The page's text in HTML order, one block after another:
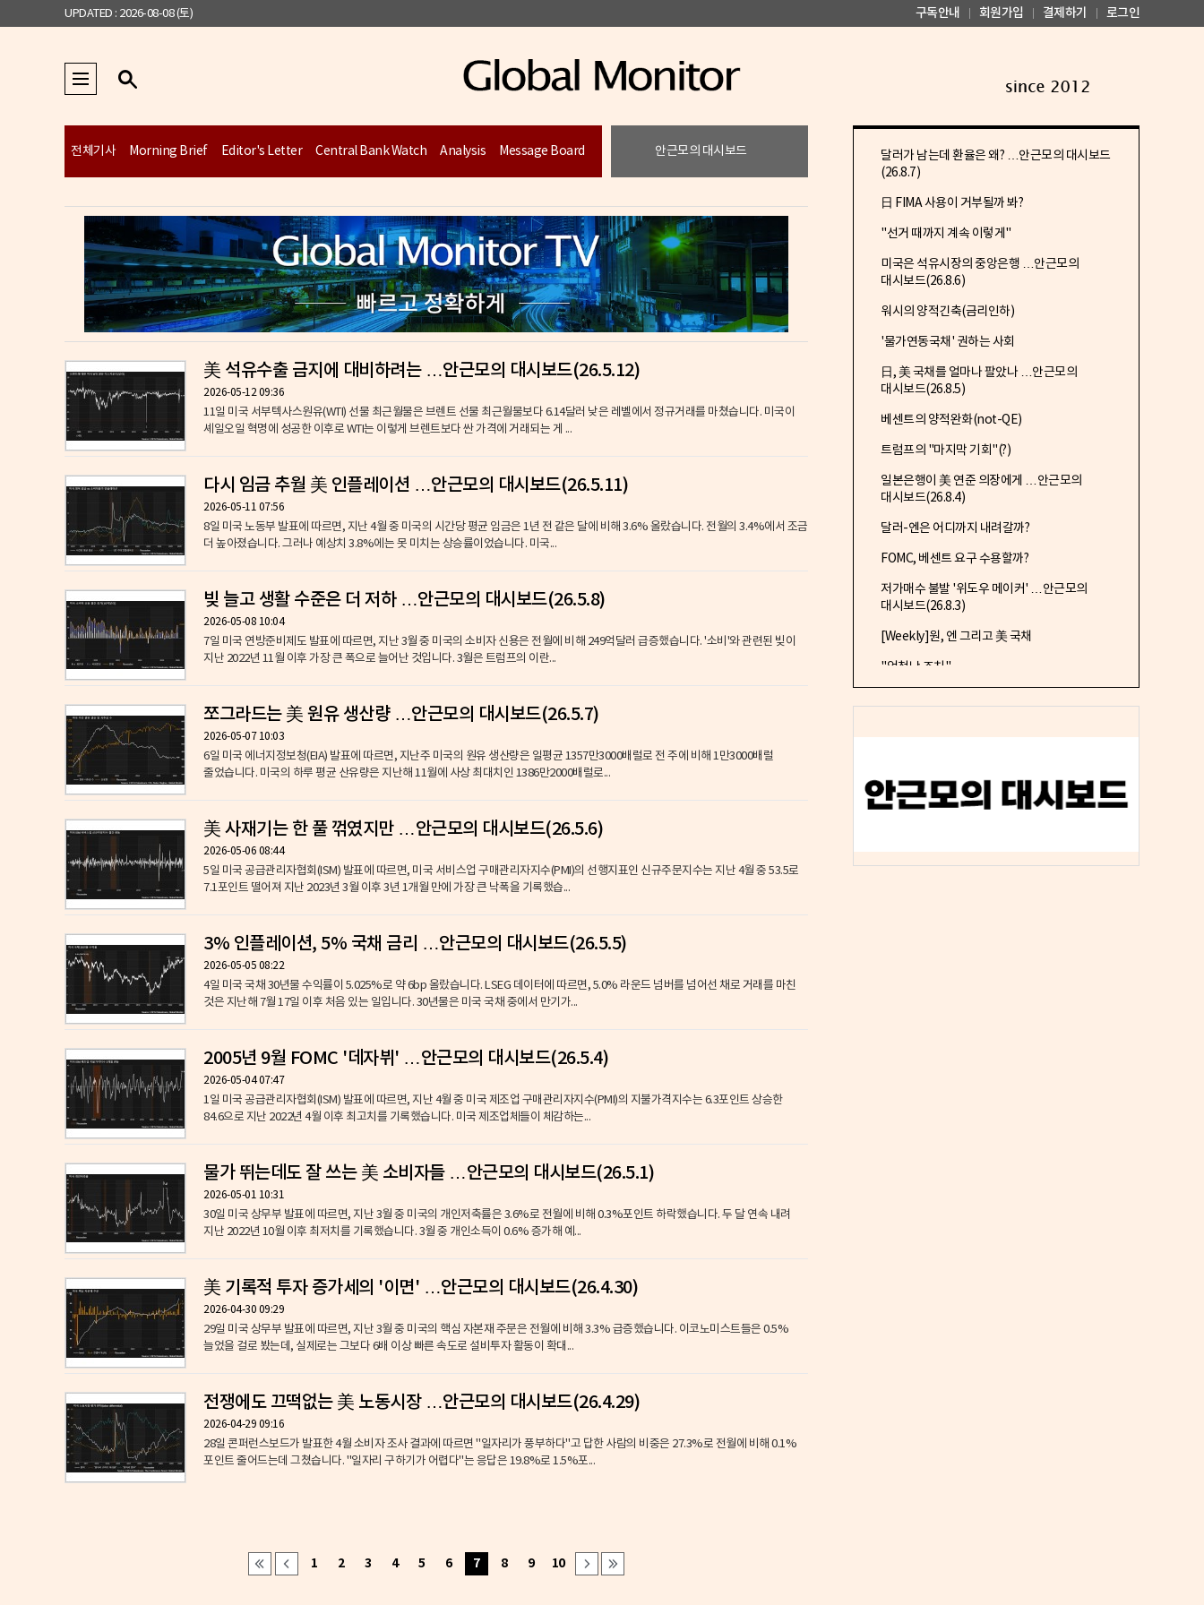
UPDATED : 2026-08-08 (토) 구독안내 회원가입 결제하기 로그인
전체기사 Morning Brief Editor's Letter Central Bank Watch Analysis Message Board 안근모의 대시보드
美 석유수출 금지에 대비하려는 …안근모의 대시보드(26.5.12)
2026-05-12 09:36
11일 미국 서부텍사스원유(WTI) 선물 최근월물은 브렌트 선물 최근월물보다 6.14달러 낮은 레벨에서 정규거래를 마쳤습니다. 미국이
셰일오일 혁명에 성공한 이후로 WTI는 이렇게 브렌트보다 싼 가격에 거래되는 게 ...
다시 임금 추월 美 인플레이션 …안근모의 대시보드(26.5.11)
2026-05-11 07:56
8일 미국 노동부 발표에 따르면, 지난 4월 중 미국의 시간당 평균 임금은 1년 전 같은 달에 비해 3.6% 올랐습니다. 전월의 3.4%에서 조금
더 높아졌습니다. 그러나 예상치 3.8%에는 못 미치는 상승률이었습니다. 미국...
빚 늘고 생활 수준은 더 저하 …안근모의 대시보드(26.5.8)
2026-05-08 10:04
7일 미국 연방준비제도 발표에 따르면, 지난 3월 중 미국의 소비자 신용은 전월에 비해 249억달러 급증했습니다. '소비'와 관련된 빚이
지난 2022년 11월 이후 가장 큰 폭으로 늘어난 것입니다. 3월은 트럼프의 이란...
쪼그라드는 美 원유 생산량 …안근모의 대시보드(26.5.7)
2026-05-07 10:03
6일 미국 에너지정보청(EIA) 발표에 따르면, 지난주 미국의 원유 생산량은 일평균 1357만3000배럴로 전 주에 비해 1만3000배럴
줄었습니다. 미국의 하루 평균 산유량은 지난해 11월에 사상 최대치인 1386만2000배럴로...
美 사재기는 한 풀 꺾였지만 …안근모의 대시보드(26.5.6)
2026-05-06 08:44
5일 미국 공급관리자협회(ISM) 발표에 따르면, 미국 서비스업 구매관리자지수(PMI)의 선행지표인 신규주문지수는 지난 4월 중 53.5로
7.1포인트 떨어져 지난 2023년 3월 이후 3년 1개월 만에 가장 큰 낙폭을 기록했습...
3% 인플레이션, 5% 국채 금리 …안근모의 대시보드(26.5.5)
2026-05-05 08:22
4일 미국 국채 30년물 수익률이 5.025%로 약 6bp 올랐습니다. LSEG 데이터에 따르면, 5.0% 라운드 넘버를 넘어선 채로 거래를 마친
것은 지난해 7월 17일 이후 처음 있는 일입니다. 30년물은 미국 국채 중에서 만기가...
2005년 9월 FOMC '데자뷔' …안근모의 대시보드(26.5.4)
2026-05-04 07:47
1일 미국 공급관리자협회(ISM) 발표에 따르면, 지난 4월 중 미국 제조업 구매관리자지수(PMI)의 지불가격지수는 6.3포인트 상승한
84.6으로 지난 2022년 4월 이후 최고치를 기록했습니다. 미국 제조업체들이 체감하는...
물가 뛰는데도 잘 쓰는 美 소비자들 …안근모의 대시보드(26.5.1)
2026-05-01 10:31
30일 미국 상무부 발표에 따르면, 지난 3월 중 미국의 개인저축률은 3.6%로 전월에 비해 0.3%포인트 하락했습니다. 두 달 연속 내려
지난 2022년 10월 이후 최저치를 기록했습니다. 3월 중 개인소득이 0.6% 증가해 예...
美 기록적 투자 증가세의 '이면' …안근모의 대시보드(26.4.30)
2026-04-30 09:29
29일 미국 상무부 발표에 따르면, 지난 3월 중 미국의 핵심 자본재 주문은 전월에 비해 3.3% 급증했습니다. 이코노미스트들은 0.5%
늘었을 걸로 봤는데, 실제로는 그보다 6배 이상 빠른 속도로 설비투자 활동이 확대...
전쟁에도 끄떡없는 美 노동시장 …안근모의 대시보드(26.4.29)
2026-04-29 09:16
28일 콘퍼런스보드가 발표한 4월 소비자 조사 결과에 따르면 "일자리가 풍부하다"고 답한 사람의 비중은 27.3%로 전월에 비해 0.1%
포인트 줄어드는데 그쳤습니다. "일자리 구하기가 어렵다"는 응답은 19.8%로 1.5%포...
1 2 3 4 5 6 7 8 9 10
달러가 남는데 환율은 왜? …안근모의 대시보드
(26.8.7)
日 FIMA 사용이 거부될까 봐?
"선거 때까지 계속 이렇게"
미국은 석유시장의 중앙은행 …안근모의
대시보드(26.8.6)
워시의 양적긴축(금리인하)
'물가연동국채' 권하는 사회
日, 美 국채를 얼마나 팔았나 …안근모의
대시보드(26.8.5)
베센트의 양적완화(not-QE)
트럼프의 "마지막 기회"(?)
일본은행이 美 연준 의장에게 …안근모의
대시보드(26.8.4)
달러-엔은 어디까지 내려갈까?
FOMC, 베센트 요구 수용할까?
저가매수 불발 '위도우 메이커' …안근모의
대시보드(26.8.3)
[Weekly]원, 엔 그리고 美 국채
"엄청난 조치"